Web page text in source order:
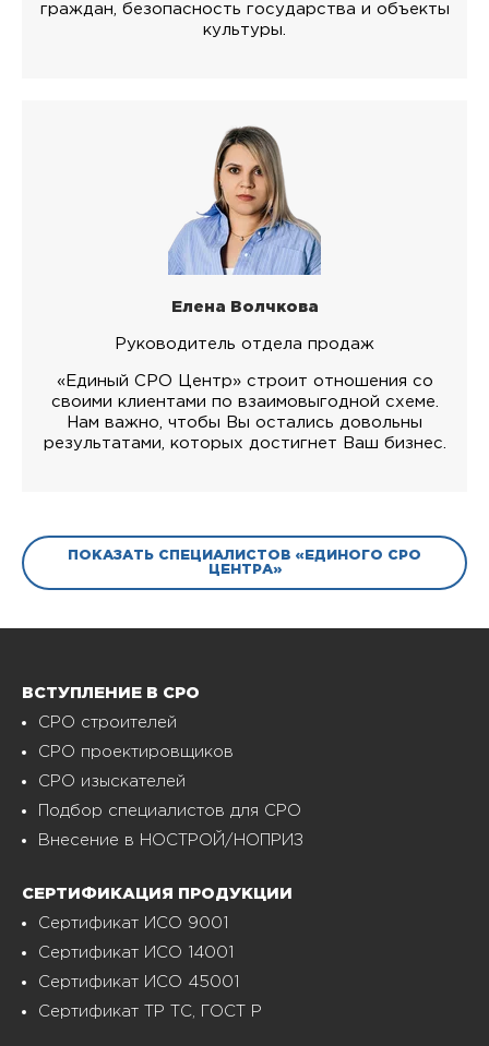
граждан, безопасность государства и объекты
культуры.
Елена Волчкова
Руководитель отдела продаж
«Единый СРО Центр» строит отношения со
своими клиентами по взаимовыгодной схеме.
Нам важно, чтобы Вы остались довольны
результатами, которых достигнет Ваш бизнес.
ПОКАЗАТЬ СПЕЦИАЛИСТОВ «ЕДИНОГО СРО
ЦЕНТРА»
ВСТУПЛЕНИЕ В СРО
СРО строителей
СРО проектировщиков
СРО изыскателей
Подбор специалистов для СРО
Внесение в НОСТРОЙ/НОПРИЗ
СЕРТИФИКАЦИЯ ПРОДУКЦИИ
Сертификат ИСО 9001
Сертификат ИСО 14001
Сертификат ИСО 45001
Сертификат ТР ТС, ГОСТ Р